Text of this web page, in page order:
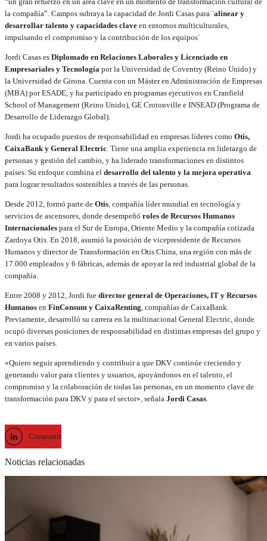
la compañía”. Campos subraya la capacidad de Jordi Casas para ¨alinear y
desarrollar talento y capacidades clave en entornos multiculturales,
impulsando el compromiso y la contribución de los equipos¨
Jordi Casas es Diplomado en Relaciones Laborales y Licenciado en
Empresariales y Tecnología por la Universidad de Coventry (Reino Unido) y
la Universidad de Girona. Cuenta con un Máster en Administración de Empresas
(MBA) por ESADE, y ha participado en programas ejecutivos en Cranfield
School of Management (Reino Unido), GE Crotonville e INSEAD (Programa de
Desarrollo de Liderazgo Global).
Jordi ha ocupado puestos de responsabilidad en empresas líderes como Otis,
CaixaBank y General Electric. Tiene una amplia experiencia en liderazgo de
personas y gestión del cambio, y ha liderado transformaciones en distintos
países. Su enfoque combina el desarrollo del talento y la mejora operativa
para lograr resultados sostenibles a través de las personas.
Desde 2012, formó parte de Otis, compañía líder mundial en tecnología y
servicios de ascensores, donde desempeñó roles de Recursos Humanos
Internacionales para el Sur de Europa, Oriente Medio y la compañía cotizada
Zardoya Otis. En 2018, asumió la posición de vicepresidente de Recursos
Humanos y director de Transformación en Otis China, una región con más de
17.000 empleados y 6 fábricas, además de apoyar la red industrial global de la
compañía.
Entre 2008 y 2012, Jordi fue director general de Operaciones, IT y Recursos
Humanos en FinConsum y CaixaRenting, compañías de CaixaBank.
Previamente, desarrolló su carrera en la multinacional General Electric, donde
ocupó diversas posiciones de responsabilidad en distintas empresas del grupo y
en varios países.
«Quiero seguir aprendiendo y contribuir a que DKV continúe creciendo y
generando valor para clientes y usuarios, apoyándonos en el talento, el
compromiso y la colaboración de todas las personas, en un momento clave de
transformación para DKV y para el sector», señala Jordi Casas
Compartir
Noticias relacionadas